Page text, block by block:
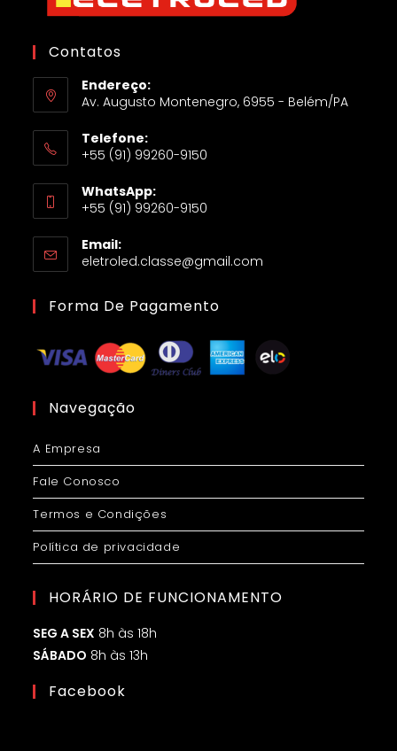
Contatos
Endereço:
Av. Augusto Montenegro, 6955 - Belém/PA
Telefone:
+55 (91) 99260-9150
WhatsApp:
+55 (91) 99260-9150
Email:
eletroled.classe@gmail.com
Forma De Pagamento
Navegação
A Empresa
Fale Conosco
Termos e Condições
Política de privacidade
HORÁRIO DE FUNCIONAMENTO
SEG A SEX 8h às 18h
SÁBADO 8h às 13h
Facebook